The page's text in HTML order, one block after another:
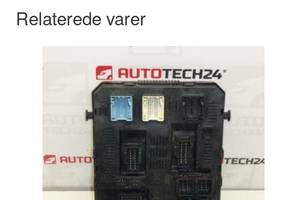
Relaterede varer